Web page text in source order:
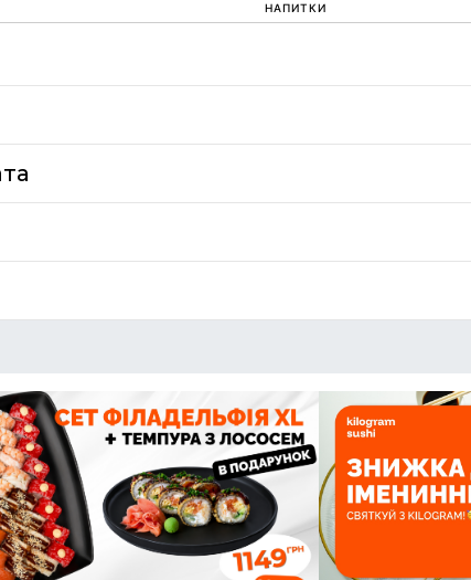
НАПИТКИ